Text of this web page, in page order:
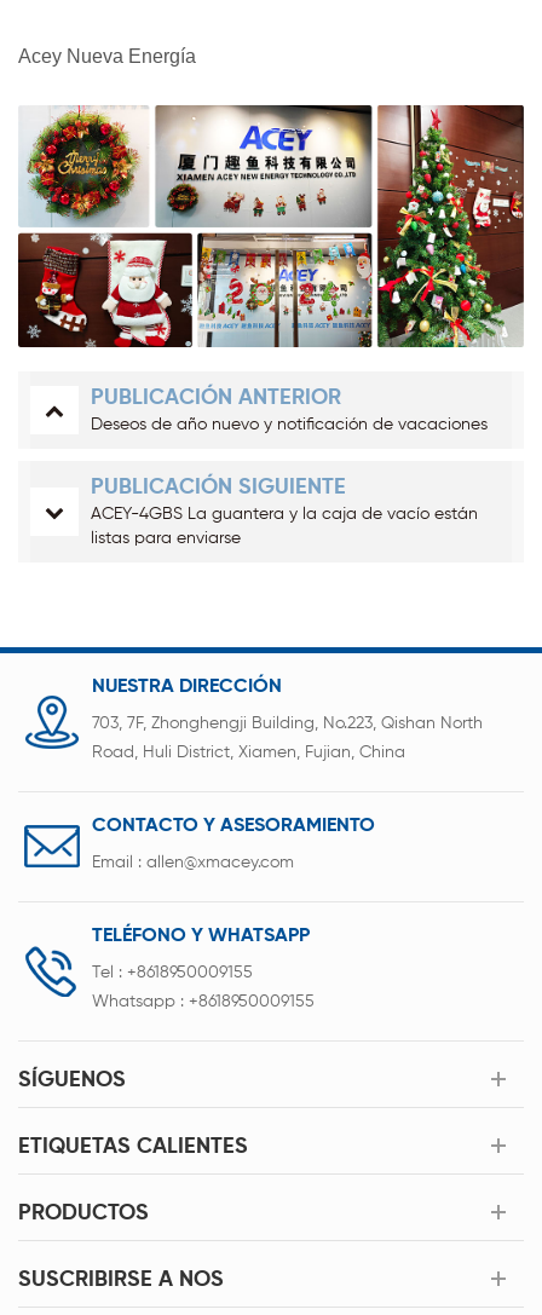
Acey Nueva Energía
PUBLICACIÓN ANTERIOR
Deseos de año nuevo y notificación de vacaciones
PUBLICACIÓN SIGUIENTE
ACEY-4GBS La guantera y la caja de vacío están
listas para enviarse
NUESTRA DIRECCIÓN
703, 7F, Zhonghengji Building, No.223, Qishan North
Road, Huli District, Xiamen, Fujian, China
CONTACTO Y ASESORAMIENTO
Email : allen@xmacey.com
TELÉFONO Y WHATSAPP
Tel : +8618950009155
Whatsapp : +8618950009155
SÍGUENOS
ETIQUETAS CALIENTES
PRODUCTOS
SUSCRIBIRSE A NOS